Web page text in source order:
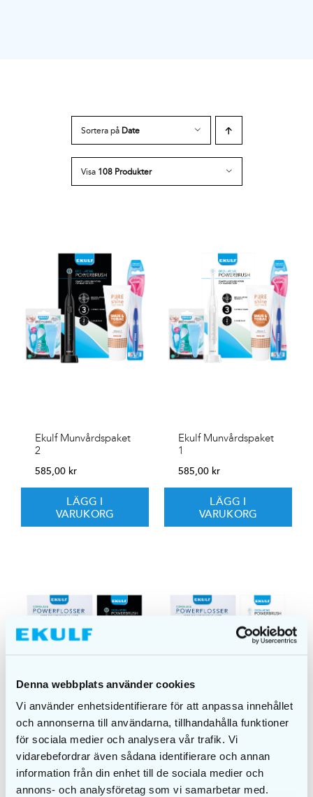
Denna webbplats använder cookies
Vi använder enhetsidentifierare för att anpassa innehållet
och annonserna till användarna, tillhandahålla funktioner
för sociala medier och analysera vår trafik. Vi
vidarebefordrar även sådana identifierare och annan
information från din enhet till de sociala medier och
annons- och analysföretag som vi samarbetar med.
Sortera på Date
Visa 108 Produkter
Ekulf Munvårdspaket
2
585,00 kr
LÄGG I
VARUKORG
Ekulf Munvårdspaket
1
585,00 kr
LÄGG I
VARUKORG
EKULF PowerFlosser
& PowerBrush Black
kombo
EKULF PowerFlosser
& PowerBrush White
kombo